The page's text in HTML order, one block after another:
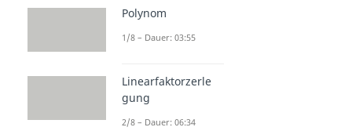
Polynom
1/8 – Dauer: 03:55
Linearfaktorzerle
gung
2/8 – Dauer: 06:34